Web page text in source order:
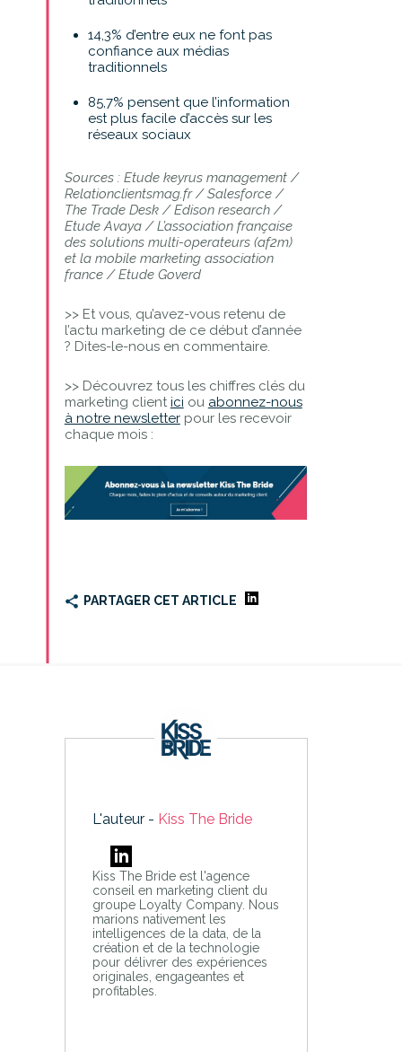
14,3% d’entre eux ne font pas
confiance aux médias
traditionnels
85,7% pensent que l’information
est plus facile d’accès sur les
réseaux sociaux
Sources : Etude keyrus management /
Relationclientsmag.fr / Salesforce /
The Trade Desk / Edison research /
Etude Avaya / L’association française
des solutions multi-operateurs (af2m)
et la mobile marketing association
france / Etude Goverd
>> Et vous, qu’avez-vous retenu de
l’actu marketing de ce début d’année
? Dites-le-nous en commentaire.
>> Découvrez tous les chiffres clés du
marketing clientici ou abonnez-nous
à notre newsletterpour les recevoir
chaque mois :
PARTAGER CET ARTICLE
L'auteur - Kiss The Bride
Kiss The Bride est l'agence
conseil en marketing client du
groupe Loyalty Company. Nous
marions nativement les
intelligences de la data, de la
création et de la technologie
pour délivrer des expériences
originales, engageantes et
profitables.